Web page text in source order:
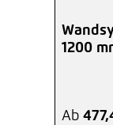
1200
Ab